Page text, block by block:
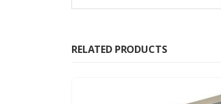
RELATED PRODUCTS